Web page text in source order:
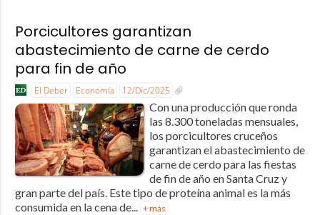
Porcicultores garantizan
abastecimiento de carne de cerdo
para fin de año
El Deber Economía 12/Dic/2025
Con una producción que ronda
las 8.300 toneladas mensuales,
los porcicultores cruceños
garantizan el abastecimiento de
carne de cerdo para las fiestas
de fin de año en Santa Cruz y
gran parte del país. Este tipo de proteína animal es la más
consumida en la cena de... + más